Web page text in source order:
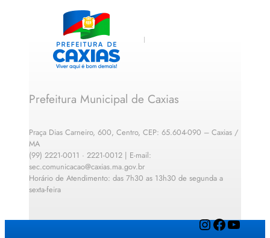
Prefeitura Municipal de Caxias
Praça Dias Carneiro, 600, Centro, CEP: 65.604-090 – Caxias /
MA
(99) 2221-0011 · 2221-0012 | E-mail:
sec.comunicacao@caxias.ma.gov.br
Horário de Atendimento: das 7h30 as 13h30 de segunda a
sexta-feira
InstagramFacebook YouTube